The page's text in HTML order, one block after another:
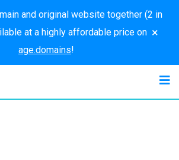
and original website together (2 in
at a highly affordable price on
age.domains!
×